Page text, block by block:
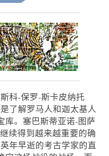
科-保罗-斯卡皮纳托
了解罗马人和迦太基人
库。塞巴斯蒂亚诺-图萨
继续得到越来越重要的确
年早逝的考古学家的直